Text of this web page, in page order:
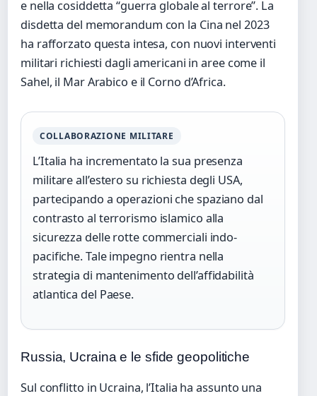
e nella cosiddetta “guerra globale al terrore”. La
disdetta del memorandum con la Cina nel 2023
ha rafforzato questa intesa, con nuovi interventi
militari richiesti dagli americani in aree come il
Sahel, il Mar Arabico e il Corno d’Africa.
COLLABORAZIONE MILITARE
L’Italia ha incrementato la sua presenza
militare all’estero su richiesta degli USA,
partecipando a operazioni che spaziano dal
contrasto al terrorismo islamico alla
sicurezza delle rotte commerciali indo-
pacifiche. Tale impegno rientra nella
strategia di mantenimento dell’affidabilità
atlantica del Paese.
Russia, Ucraina e le sfide geopolitiche
Sul conflitto in Ucraina, l’Italia ha assunto una